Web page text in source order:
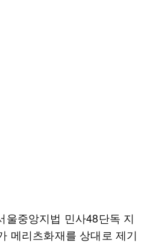
울중앙지법 민사48단독 지
메리츠화재를 상대로 제기